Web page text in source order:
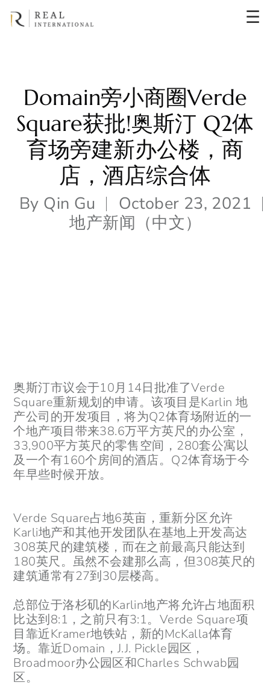
☰
Domain旁小商圈Verde
Square获批!奥斯汀 Q2体
育场旁建新办公楼，商
店，酒店综合体
By Qin Gu
October 23, 2021
地产新闻（中文）
奥斯汀市议会于10月14日批准了Verde
Square重新规划的申请。该项目是Karlin 地
产公司的开发项目，将为Q2体育场附近的一
个地产项目带来38.6万平方英尺的办公室，
33,900平方英尺的零售空间，280套公寓以
及一个有160个房间的酒店。Q2体育场于今
年早些时候开放。
Verde Square占地6英亩，重新分区允许
Karli地产和其他开发团队在基地上开发高达
308英尺的建筑楼，而在之前最高只能达到
180英尺。虽然不会建那么高，但308英尺的
建筑通常有27到30层楼高。
总部位于洛杉矶的Karlin地产将允许占地面积
比达到8:1，之前只有3:1。Verde Square项
目靠近Kramer地铁站，新的McKalla体育
场。靠近Domain，J.J. Pickle园区，
Broadmoor办公园区和Charles Schwab园
区。